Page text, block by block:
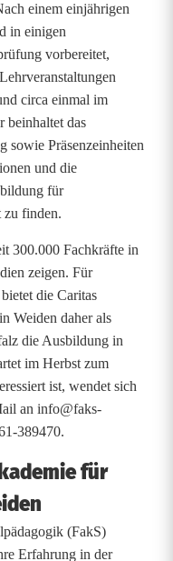
einem einjährigen
in einigen
vorbereitet,
circa einmal im
beinhaltet das
sowie Präsenzeinheiten
und die
für
zu finden.
300.000 Fachkräfte in
zeigen. Für
die Caritas
Weiden daher als
die Ausbildung in
im Herbst zum
ist, wendet sich
an info@faks-
389470.
für
(FakS)
Erfahrung in der